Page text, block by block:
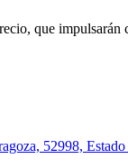
que
52998,